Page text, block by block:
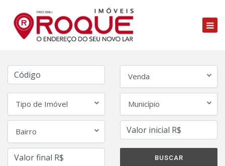
Venda
Tipo de Imóvel Município
Bairro